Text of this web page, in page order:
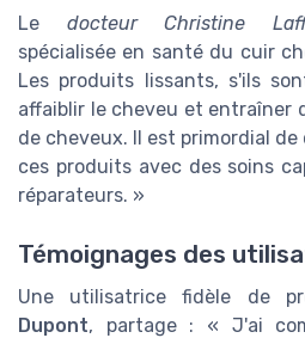
Le docteur Christine
spécialisée en santé du cuir
Les produits lissants, s'ils
affaiblir le cheveu et entraîner
de cheveux. Il est primordial
ces produits avec des soins
réparateurs. »
Témoignages des
Une utilisatrice fidèle de
Dupont, partage : « J'ai